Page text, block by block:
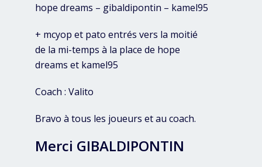
hope dreams – gibaldipontin – kamel95
+ mcyop et pato entrés vers la moitié
de la mi-temps à la place de hope
dreams et kamel95
Coach : Valito
Bravo à tous les joueurs et au coach.
Merci GIBALDIPONTIN